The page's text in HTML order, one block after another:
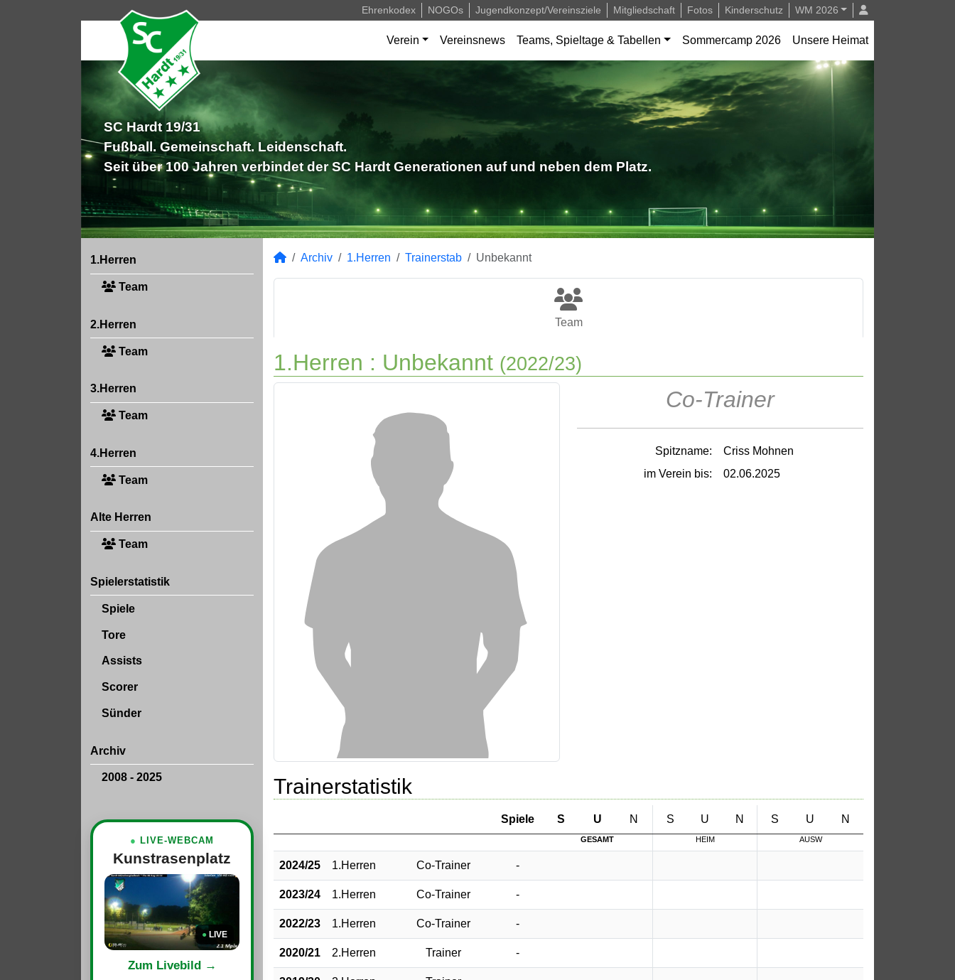
Ehrenkodex NOGOs Jugendkonzept/Vereinsziele Mitgliedschaft Fotos Kinderschutz WM 2026
Verein Vereinsnews Teams, Spieltage & Tabellen Sommercamp 2026 Unsere Heimat
SC Hardt 19/31
Fußball. Gemeinschaft. Leidenschaft.
Seit über 100 Jahren verbindet der SC Hardt Generationen auf und neben dem Platz.
1.Herren
Team
2.Herren
Team
3.Herren
Team
4.Herren
Team
Alte Herren
Team
Spielerstatistik
Spiele
Tore
Assists
Scorer
Sünder
Archiv
2008 - 2025
● LIVE-WEBCAM
Kunstrasenplatz
● LIVE
Zum Livebild →
Archiv 1.Herren Trainerstab Unbekannt
Team
1.Herren : Unbekannt (2022/23)
Co-Trainer
Spitzname:
Criss Mohnen
im Verein bis:
02.06.2025
Trainerstatistik
Spiele S U N S U N S U N
GESAMT HEIM AUSW
2024/25 1.Herren Co-Trainer -
2023/24 1.Herren Co-Trainer -
2022/23 1.Herren Co-Trainer -
2020/21 2.Herren Trainer -